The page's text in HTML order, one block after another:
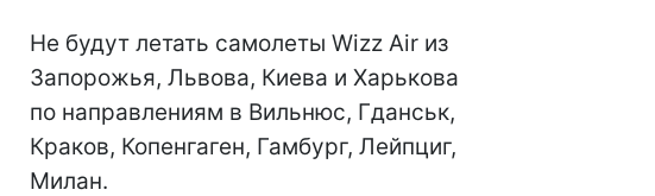
Не будут летать самолеты Wizz Air из
Запорожья, Львова, Киева и Харькова
по направлениям в Вильнюс, Гданськ,
Краков, Копенгаген, Гамбург, Лейпциг,
Милан.